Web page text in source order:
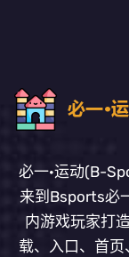
必一·运动(B-
来到Bsports必
内游戏玩家打
载、入口、首